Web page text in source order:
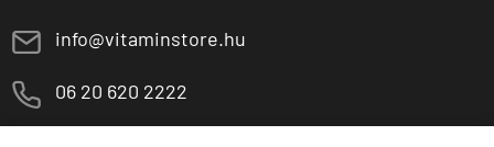
E info@vitaminstore.hu
M 06 20 620 2222